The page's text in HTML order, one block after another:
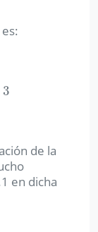
3
de la
en dicha